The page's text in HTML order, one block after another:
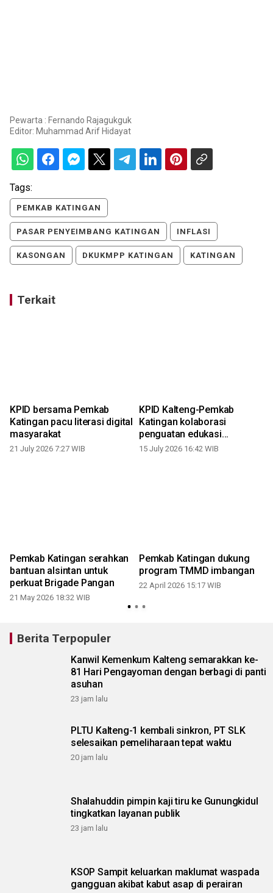
Pewarta : Fernando Rajagukguk
Editor: Muhammad Arif Hidayat
Tags:
PEMKAB KATINGAN
PASAR PENYEIMBANG KATINGAN INFLASI
KASONGAN DKUKMPP KATINGAN KATINGAN
Terkait
KPID bersama Pemkab
Katingan pacu literasi digital
masyarakat
21 July 2026 7:27 WIB
KPID Kalteng-Pemkab
Katingan kolaborasi
penguatan edukasi
penyiaran
15 July 2026 16:42 WIB
Pemkab Katingan serahkan
bantuan alsintan untuk
perkuat Brigade Pangan
21 May 2026 18:32 WIB
Pemkab Katingan dukung
program TMMD imbangan
22 April 2026 15:17 WIB
Berita Terpopuler
Kanwil Kemenkum Kalteng semarakkan ke-
81 Hari Pengayoman dengan berbagi di panti
asuhan
23 jam lalu
PLTU Kalteng-1 kembali sinkron, PT SLK
selesaikan pemeliharaan tepat waktu
20 jam lalu
Shalahuddin pimpin kaji tiru ke Gunungkidul
tingkatkan layanan publik
23 jam lalu
KSOP Sampit keluarkan maklumat waspada
gangguan akibat kabut asap di perairan